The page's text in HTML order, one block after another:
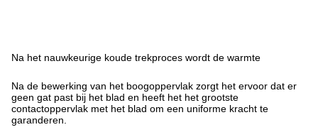
Na het nauwkeurige koude trekproces wordt de warmte
Na de bewerking van het boogoppervlak zorgt het ervoor dat er
geen gat past bij het blad en heeft het het grootste
contactoppervlak met het blad om een uniforme kracht te
garanderen.